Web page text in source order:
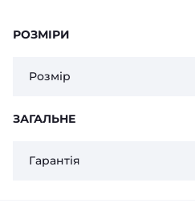
РОЗМІРИ
Розмір
ЗАГАЛЬНЕ
Гарантія